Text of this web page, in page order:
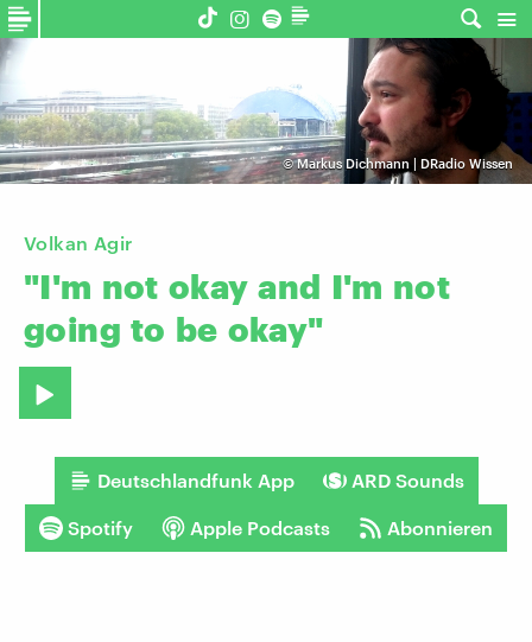
©Markus Dichmann | DRadio Wissen
Volkan Agir
"I'm not okay and I'm not
going to be okay"
Deutschlandfunk App ARD Sounds
Spotify Apple Podcasts Abonnieren